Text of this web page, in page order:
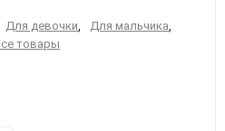
Для девочки, Для мальчика,
товары